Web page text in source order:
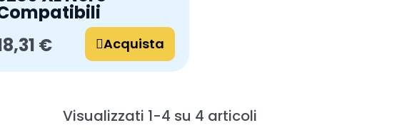
€
Acquista
Visualizzati 1-4 su 4 articoli